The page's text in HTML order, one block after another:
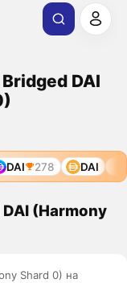
DAI
DAI 278 DAI
(Harmony
Shard 0) на